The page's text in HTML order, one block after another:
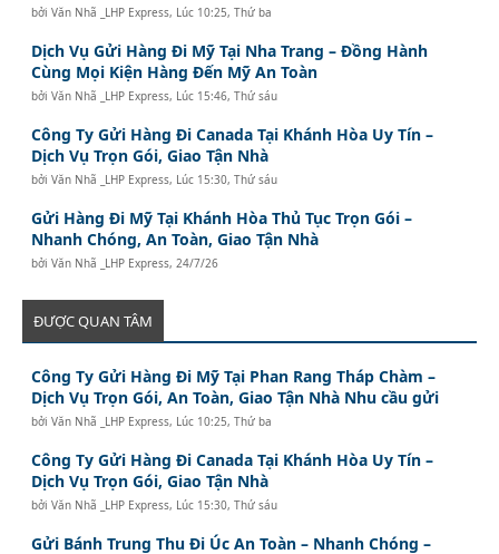
bởiVăn Nhã _LHP Express, Lúc 10:25, Thứ ba
Dịch Vụ Gửi Hàng Đi Mỹ Tại Nha Trang – Đồng Hành
Cùng Mọi Kiện Hàng Đến Mỹ An Toàn
bởiVăn Nhã _LHP Express, Lúc 15:46, Thứ sáu
Công Ty Gửi Hàng Đi Canada Tại Khánh Hòa Uy Tín –
Dịch Vụ Trọn Gói, Giao Tận Nhà
bởiVăn Nhã _LHP Express, Lúc 15:30, Thứ sáu
Gửi Hàng Đi Mỹ Tại Khánh Hòa Thủ Tục Trọn Gói –
Nhanh Chóng, An Toàn, Giao Tận Nhà
bởiVăn Nhã _LHP Express, 24/7/26
ĐƯỢC QUAN TÂM
Công Ty Gửi Hàng Đi Mỹ Tại Phan Rang Tháp Chàm –
Dịch Vụ Trọn Gói, An Toàn, Giao Tận Nhà Nhu cầu gửi
bởiVăn Nhã _LHP Express, Lúc 10:25, Thứ ba
Công Ty Gửi Hàng Đi Canada Tại Khánh Hòa Uy Tín –
Dịch Vụ Trọn Gói, Giao Tận Nhà
bởiVăn Nhã _LHP Express, Lúc 15:30, Thứ sáu
Gửi Bánh Trung Thu Đi Úc An Toàn – Nhanh Chóng –